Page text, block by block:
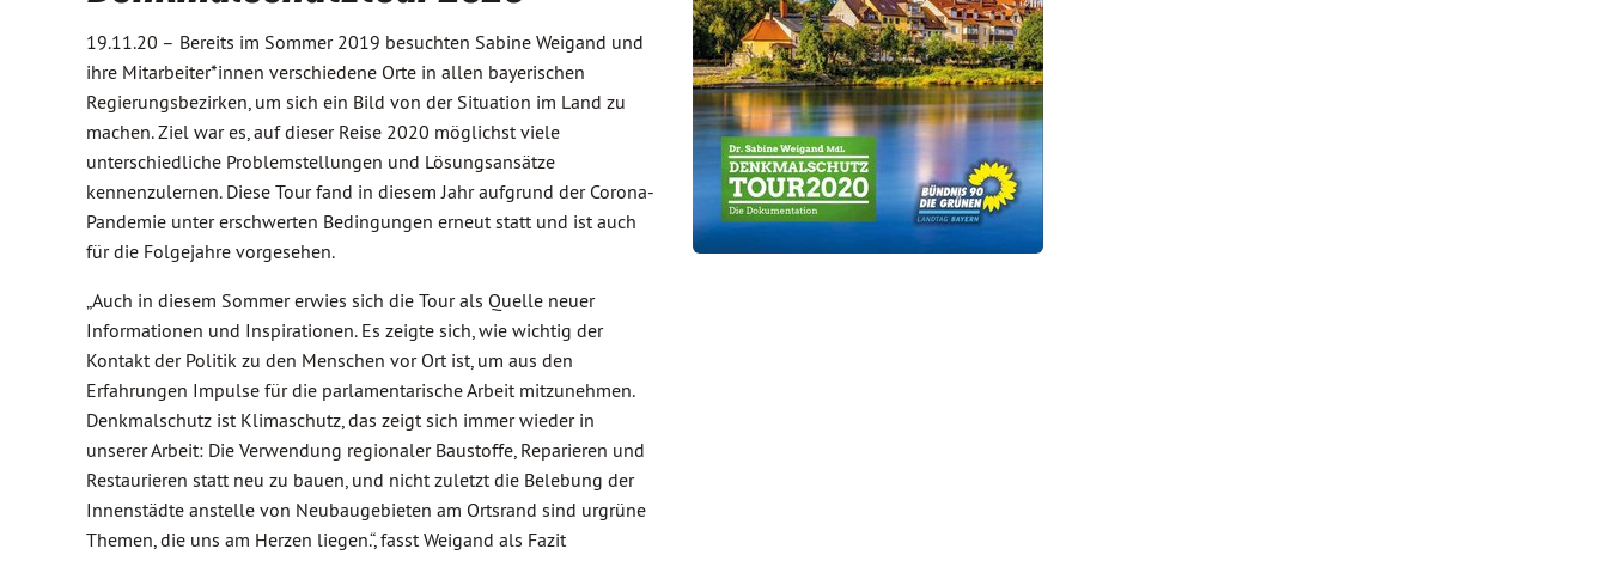
19.11.20 – Bereits im Sommer 2019 besuchten Sabine Weigand und
ihre Mitarbeiter*innen verschiedene Orte in allen bayerischen
Regierungsbezirken, um sich ein Bild von der Situation im Land zu
machen. Ziel war es, auf dieser Reise 2020 möglichst viele
unterschiedliche Problemstellungen und Lösungsansätze
kennenzulernen. Diese Tour fand in diesem Jahr aufgrund der Corona-
Pandemie unter erschwerten Bedingungen erneut statt und ist auch
für die Folgejahre vorgesehen.
„Auch in diesem Sommer erwies sich die Tour als Quelle neuer
Informationen und Inspirationen. Es zeigte sich, wie wichtig der
Kontakt der Politik zu den Menschen vor Ort ist, um aus den
Erfahrungen Impulse für die parlamentarische Arbeit mitzunehmen.
Denkmalschutz ist Klimaschutz, das zeigt sich immer wieder in
unserer Arbeit: Die Verwendung regionaler Baustoffe, Reparieren und
Restaurieren statt neu zu bauen, und nicht zuletzt die Belebung der
Innenstädte anstelle von Neubaugebieten am Ortsrand sind urgrüne
Themen, die uns am Herzen liegen.“, fasst Weigand als Fazit